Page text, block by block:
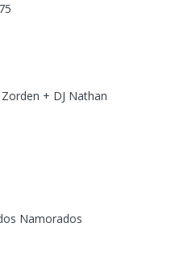
+ DJ Nathan
Namorados